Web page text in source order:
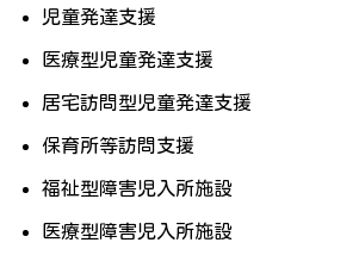
児童発達支援
医療型児童発達支援
居宅訪問型児童発達支援
保育所等訪問支援
福祉型障害児入所施設
医療型障害児入所施設